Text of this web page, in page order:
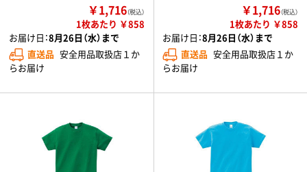
￥1,716（税込）
1枚あたり ￥858
お届け日：8月26日（水）まで
直送品 安全用品取扱店１か
らお届け
￥1,716（税込）
1枚あたり ￥858
お届け日：8月26日（水）まで
直送品 安全用品取扱店１か
らお届け